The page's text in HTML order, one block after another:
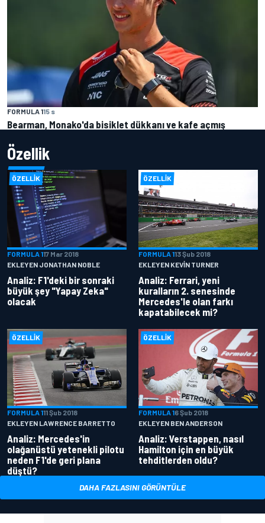
FORMULA 115 s
Bearman, Monako'da bisiklet dükkanı ve kafe açmış
Özellik
ÖZELLIK
FORMULA 117 Mar 2018
EKLEYEN JONATHAN NOBLE
Analiz: F1'deki bir sonraki
büyük şey "Yapay Zeka"
olacak
ÖZELLIK
FORMULA 113 Şub 2018
EKLEYEN KEVIN TURNER
Analiz: Ferrari, yeni
kuralların 2. senesinde
Mercedes'le olan farkı
kapatabilecek mi?
ÖZELLIK
FORMULA 111 Şub 2018
EKLEYEN LAWRENCE BARRETTO
Analiz: Mercedes'in
olağanüstü yetenekli pilotu
neden F1'de geri plana
düştü?
ÖZELLIK
FORMULA 16 Şub 2018
EKLEYEN BEN ANDERSON
Analiz: Verstappen, nasıl
Hamilton için en büyük
tehditlerden oldu?
DAHA FAZLASINI GÖRÜNTÜLE